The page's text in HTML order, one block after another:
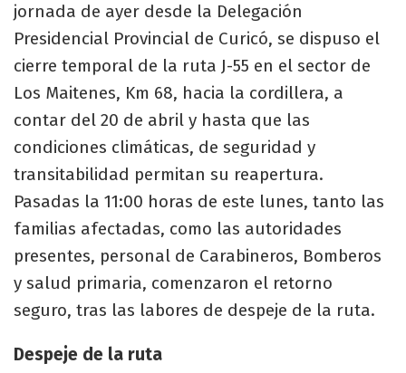
jornada de ayer desde la Delegación
Presidencial Provincial de Curicó, se dispuso el
cierre temporal de la ruta J-55 en el sector de
Los Maitenes, Km 68, hacia la cordillera, a
contar del 20 de abril y hasta que las
condiciones climáticas, de seguridad y
transitabilidad permitan su reapertura.
Pasadas la 11:00 horas de este lunes, tanto las
familias afectadas, como las autoridades
presentes, personal de Carabineros, Bomberos
y salud primaria, comenzaron el retorno
seguro, tras las labores de despeje de la ruta.
Despeje de la ruta